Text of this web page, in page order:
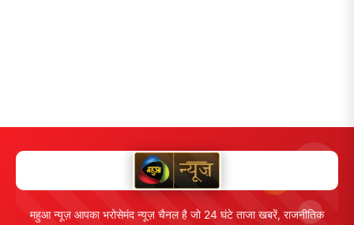
महुआ न्यूज़ आपका भरोसेमंद न्यूज़ चैनल है जो 24 घंटे ताजा खबरें, राजनीतिक